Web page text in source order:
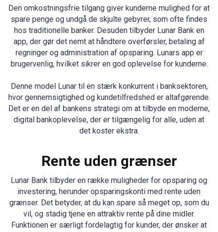
Den omkostningsfrie tilgang giver kunderne mulighed for at
spare penge og undgå de skjulte gebyrer, som ofte findes
hos traditionelle banker. Desuden tilbyder Lunar Bank en
app, der gør det nemt at håndtere overførsler, betaling af
regninger og administration af opsparing. Lunars app er
brugervenlig, hvilket sikrer en god oplevelse for kunderne.
Denne model Lunar til en stærk konkurrent i banksektoren,
hvor gennemsigtighed og kundetilfredshed er altafgørende.
Det er en del af bankens strategi om at tilbyde en moderne,
digital bankoplevelse, der er tilgængelig for alle, uden at
det koster ekstra.
Rente uden grænser
Lunar Bank tilbyder en række muligheder for opsparing og
investering, herunder opsparingskonti med rente uden
grænser. Det betyder, at du kan spare så meget op, som du
vil, og stadig tjene en attraktiv rente på dine midler.
Funktionen er særligt fordelagtig for kunder, der ønsker at